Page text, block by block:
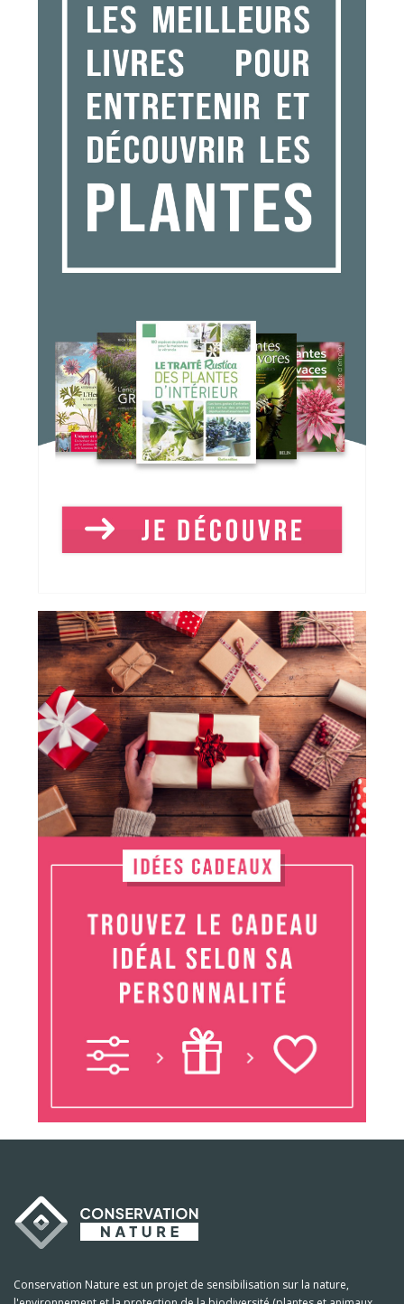
Conservation Nature est un projet de sensibilisation sur la nature,